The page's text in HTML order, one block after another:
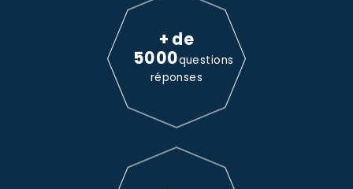
+ de
5000questions
réponses